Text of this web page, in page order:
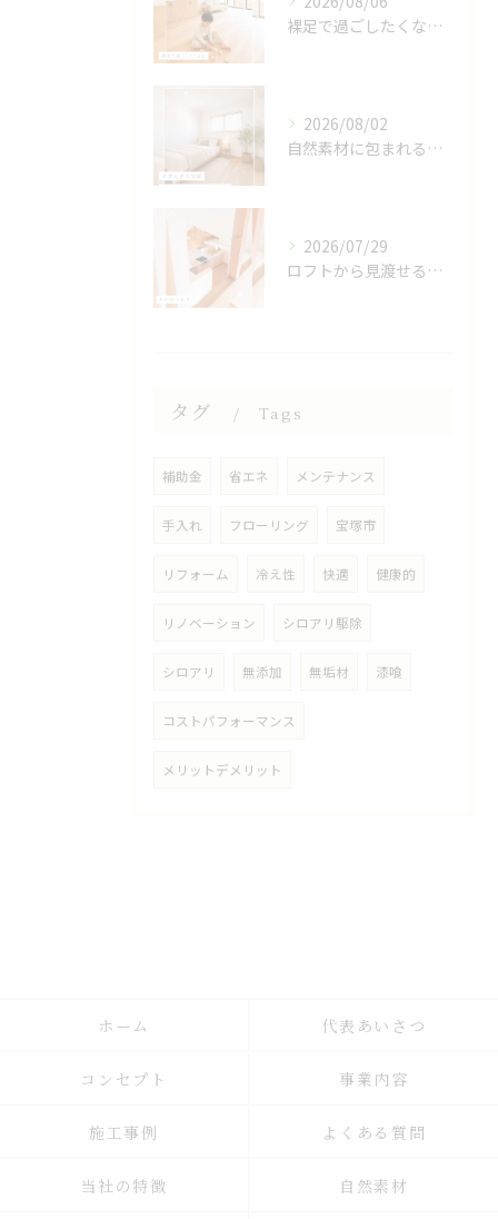
裸足で過ごしたくなる、木のぬくもりを感じる床🌿
2026/08/02
自然素材に包まれる、心地よい寝室🌿
2026/07/29
ロフトから見渡せる、開放的なキッチン🌿
タグ Tags
補助金 省エネ メンテナンス
手入れ フローリング 宝塚市
リフォーム 冷え性 快適 健康的
リノベーション シロアリ駆除
シロアリ 無添加 無垢材 漆喰
コストパフォーマンス
メリットデメリット
ホーム 代表あいさつ
コンセプト 事業内容
施工事例 よくある質問
当社の特徴 自然素材